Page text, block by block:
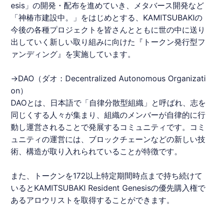
esis」の開発・配布を進めていき、メタバース開発など
「神椿市建設中。」をはじめとする、 KAMITSUBAKIの
今後の各種プロジェクトを皆さんとともに世の中に送り
出していく新しい取り組みに向けた『トークン発行型フ
ァンディング』を実施しています。
→DAO（ダオ：Decentralized Autonomous Organizati
on）
DAOとは、日本語で「自律分散型組織」と呼ばれ、志を
同じくする人々が集まり、組織のメンバーが自律的に行
動し運営されることで発展するコミュニティです。コミ
ュニティの運営には、ブロックチェーンなどの新しい技
術、構造が取り入れられていることが特徴です。
また、トークンを172以上特定期間時点まで持ち続けて
いると KAMITSUBAKI Resident Genesisの優先購入権で
あるアロウリストを取得することができます。